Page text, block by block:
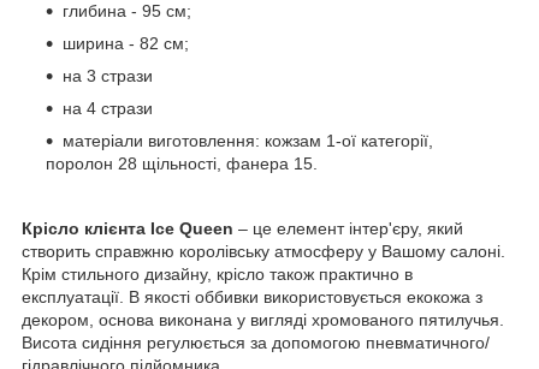
глибина - 95 см;
ширина - 82 см;
на 3 стрази
на 4 стрази
матеріали виготовлення: кожзам 1-ої категорії,
поролон 28 щільності, фанера 15.
Крісло клієнта Ice Queen – це елемент інтер'єру, який
створить справжню королівську атмосферу у Вашому салоні.
Крім стильного дизайну, крісло також практично в
експлуатації. В якості оббивки використовується екокожа з
декором, основа виконана у вигляді хромованого пятилучья.
Висота сидіння регулюється за допомогою пневматичного/
гідравлічного підйомника.